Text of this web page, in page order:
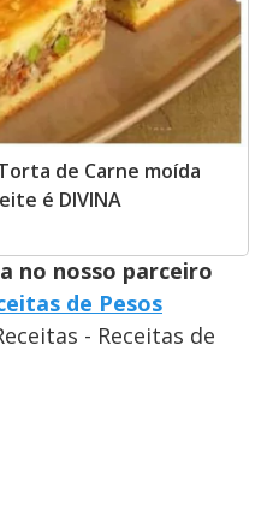
Torta de Carne moída
é DIVINA
no nosso parceiro
de Pesos
- Receitas de